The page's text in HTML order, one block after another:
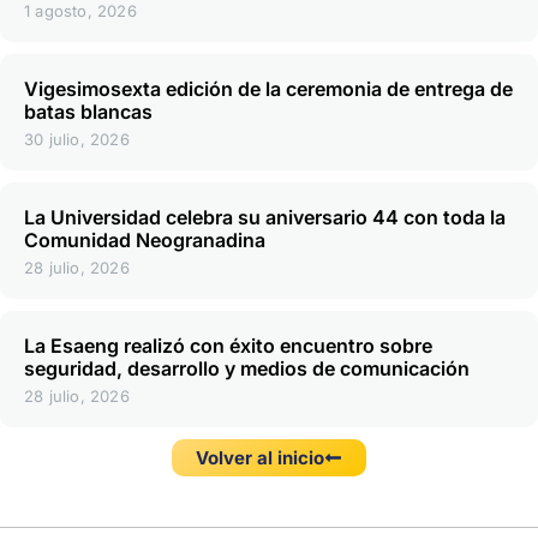
1 agosto, 2026
Vigesimosexta edición de la ceremonia de entrega de
batas blancas
30 julio, 2026
La Universidad celebra su aniversario 44 con toda la
Comunidad Neogranadina
28 julio, 2026
La Esaeng realizó con éxito encuentro sobre
seguridad, desarrollo y medios de comunicación
28 julio, 2026
Volver al inicio